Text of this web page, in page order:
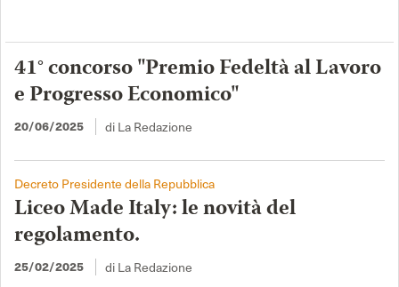
41° concorso "Premio Fedeltà al Lavoro
e Progresso Economico"
20/06/2025 di La Redazione
Decreto Presidente della Repubblica
Liceo Made Italy: le novità del
regolamento.
25/02/2025 di La Redazione